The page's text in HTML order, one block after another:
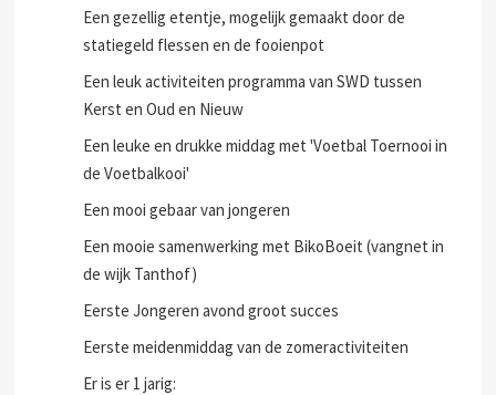
Een gezellig etentje, mogelijk gemaakt door de
statiegeld flessen en de fooienpot
Een leuk activiteiten programma van SWD tussen
Kerst en Oud en Nieuw
Een leuke en drukke middag met 'Voetbal Toernooi in
de Voetbalkooi'
Een mooi gebaar van jongeren
Een mooie samenwerking met BikoBoeit (vangnet in
de wijk Tanthof)
Eerste Jongeren avond groot succes
Eerste meidenmiddag van de zomeractiviteiten
Er is er 1 jarig: